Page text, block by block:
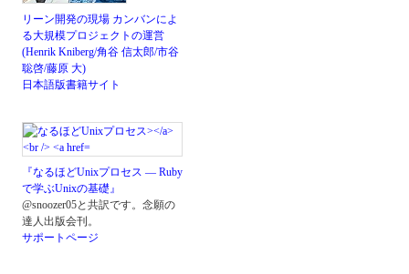
リーン開発の現場 カンバンによ
る大規模プロジェクトの運営
(Henrik Kniberg/角谷 信太郎/市谷
聡啓/藤原 大)
日本語版書籍サイト
『なるほどUnixプロセス ― Ruby
で学ぶUnixの基礎』
@snoozer05と共訳です。念願の
達人出版会刊。
サポートページ